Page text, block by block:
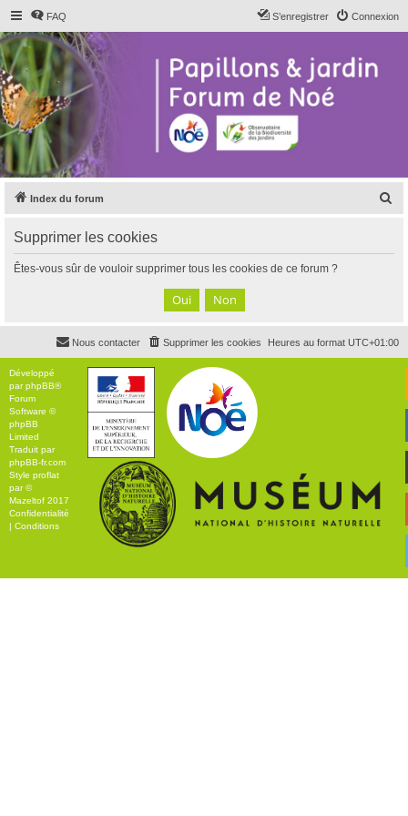
FAQ Connexion
S’enregistrer
Index du forum
c
Supprimer les cookies
Êtes-vous sûr de vouloir supprimer tous les cookies de ce forum ?
Heures au format UTC+01:00
Supprimer les cookies
Nous contacter
Développé
parphpBB®
Forum
Software ©
phpBB
Limited
Traduit par
phpBB-fr.com
Style proflat
par ©
Mazeltof 2017
Confidentialité
| Conditions